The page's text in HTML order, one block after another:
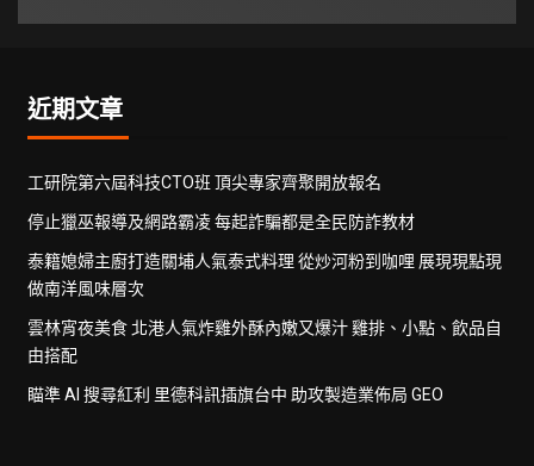
近期文章
工研院第六屆科技CTO班 頂尖專家齊聚開放報名
停止獵巫報導及網路霸凌 每起詐騙都是全民防詐教材
泰籍媳婦主廚打造關埔人氣泰式料理 從炒河粉到咖哩 展現現點現
做南洋風味層次
雲林宵夜美食 北港人氣炸雞外酥內嫩又爆汁 雞排、小點、飲品自
由搭配
瞄準 AI 搜尋紅利 里德科訊插旗台中 助攻製造業佈局 GEO